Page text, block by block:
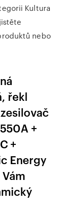
Kultura
nebo
řekl
+
+
Energy